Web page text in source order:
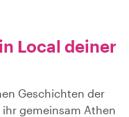
Local deiner
Geschichten der
gemeinsam Athen